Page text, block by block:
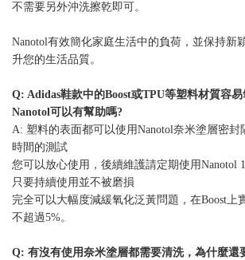
不需要另外沖洗擦乾即可。
Nanotol有效簡化家庭生活中的負荷，並保持新
升您的生活品質。
Q: Adidas鞋款中的Boost或TPU等塑料材質容
Nanotol可以有幫助嗎?
A: 塑料的表面都可以使用Nanotol奈米塗層密封
時間的測試
您可以放心使用，後續維護請定期使用Nanotol
只要持續使用並不被磨損
完全可以大幅度減緩氧化泛黃問題，在Boost上
不超過5%。
Q: 有沒有使用奈米塗層都需要清洗，為什麼還